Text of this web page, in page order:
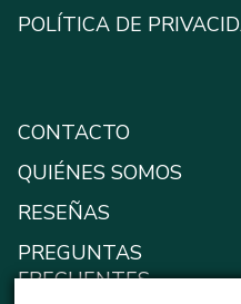
POLÍTICA DE
CONTACTO
QUIÉNES SOMOS
RESEÑAS
PREGUNTAS
FRECUENTES